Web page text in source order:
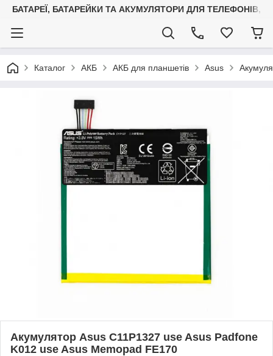
БАТАРЕЇ, БАТАРЕЙКИ ТА АКУМУЛЯТОРИ ДЛЯ ТЕЛЕФОНІВ,
Каталог АКБ АКБ для планшетів Asus
Акумулятор Asus C11P1327 use Asus Padfone
K012 use Asus Memopad FE170